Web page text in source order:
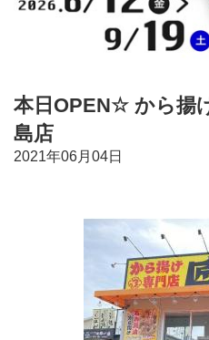
本日OPEN☆ から揚
島店
2021年06月04日